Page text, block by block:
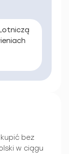
bez
w ciągu